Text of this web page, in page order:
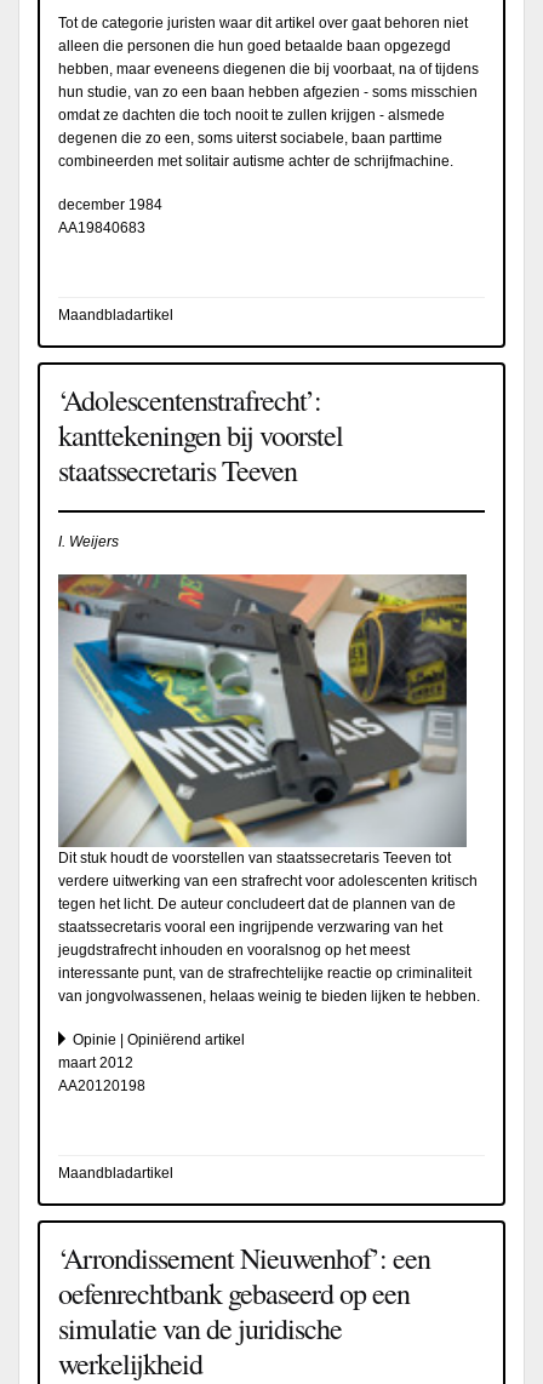
Tot de categorie juristen waar dit artikel over gaat behoren niet
alleen die personen die hun goed betaalde baan opgezegd
hebben, maar eveneens diegenen die bij voorbaat, na of tijdens
hun studie, van zo een baan hebben afgezien - soms misschien
omdat ze dachten die toch nooit te zullen krijgen - alsmede
degenen die zo een, soms uiterst sociabele, baan parttime
combineerden met solitair autisme achter de schrijfmachine.
december 1984
AA19840683
Maandbladartikel
‘Adolescentenstrafrecht’:
kanttekeningen bij voorstel
staatssecretaris Teeven
I. Weijers
Dit stuk houdt de voorstellen van staatssecretaris Teeven tot
verdere uitwerking van een strafrecht voor adolescenten kritisch
tegen het licht. De auteur concludeert dat de plannen van de
staatssecretaris vooral een ingrijpende verzwaring van het
jeugdstrafrecht inhouden en vooralsnog op het meest
interessante punt, van de strafrechtelijke reactie op criminaliteit
van jongvolwassenen, helaas weinig te bieden lijken te hebben.
Opinie | Opiniërend artikel
maart 2012
AA20120198
Maandbladartikel
‘Arrondissement Nieuwenhof’: een
oefenrechtbank gebaseerd op een
simulatie van de juridische
werkelijkheid